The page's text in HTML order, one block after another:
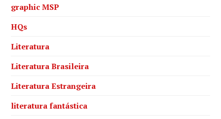
graphic MSP
HQs
Literatura
Literatura Brasileira
Literatura Estrangeira
literatura fantástica